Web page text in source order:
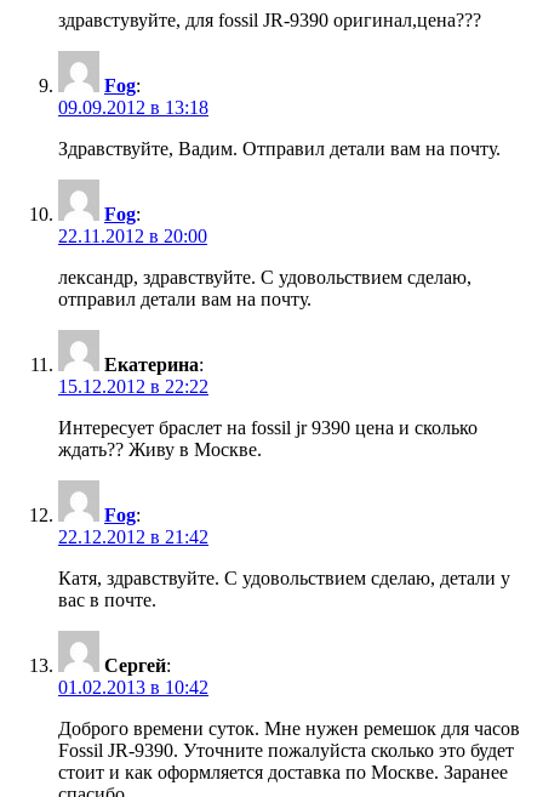
здравстувуйте, для fossil JR-9390 оригинал,цена???
Fog:
09.09.2012 в 13:18
Здравствуйте, Вадим. Отправил детали вам на почту.
Fog:
22.11.2012 в 20:00
лександр, здравствуйте. С удовольствием сделаю,
отправил детали вам на почту.
Екатерина:
15.12.2012 в 22:22
Интересует браслет на fossil jr 9390 цена и сколько
ждать?? Живу в Москве.
Fog:
22.12.2012 в 21:42
Катя, здравствуйте. С удовольствием сделаю, детали у
вас в почте.
Сергей:
01.02.2013 в 10:42
Доброго времени суток. Мне нужен ремешок для часов
Fossil JR-9390. Уточните пожалуйста сколько это будет
стоит и как оформляется доставка по Москве. Заранее